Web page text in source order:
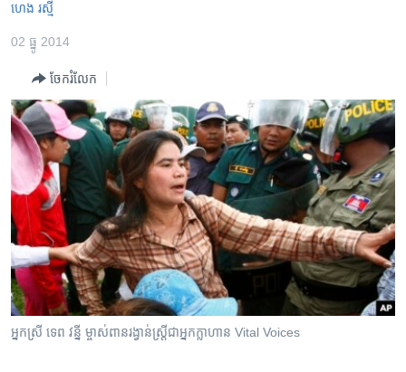
ទំព័រ​
ម្តង
រំលង​
និង​
ចូល​
ទៅ​
ទំព័រ​
រចនា
សម្ព័ន្ធ​
រំលង​
និង​
ហេឡូវីអូអេ
កម្ពុជាច្នៃប្រតិដ្ឋ
ព្រឹត្តិការណ៍ព័ត៌មាន
ទូរទស្សន៍ / វីដេអូ​
វិទ្យុ / ផតខាសថ៍
កម្មវិធីទាំងអស់
Khmer English
បណ្តាញ​សង្គម
ហេង រស្មី
02 ធ្នូ 2014
ចែករំលែក
​អ្នក​ស្រី​ ទេព វន្នី​ ម្ចាស់​​ពាន​រង្វាន់​ស្រ្តី​ជា​អ្នក​ក្លាហាន​ Vital Voices